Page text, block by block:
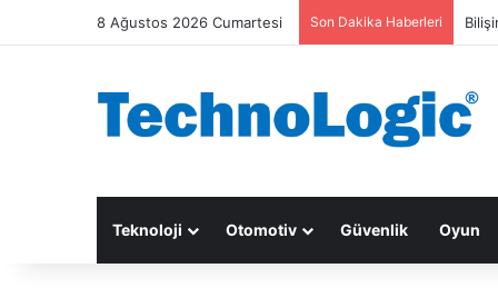
8 Ağustos 2026 Cumartesi Son Dakika Haberleri
Teknoloji Otomotiv Güvenlik Oyun